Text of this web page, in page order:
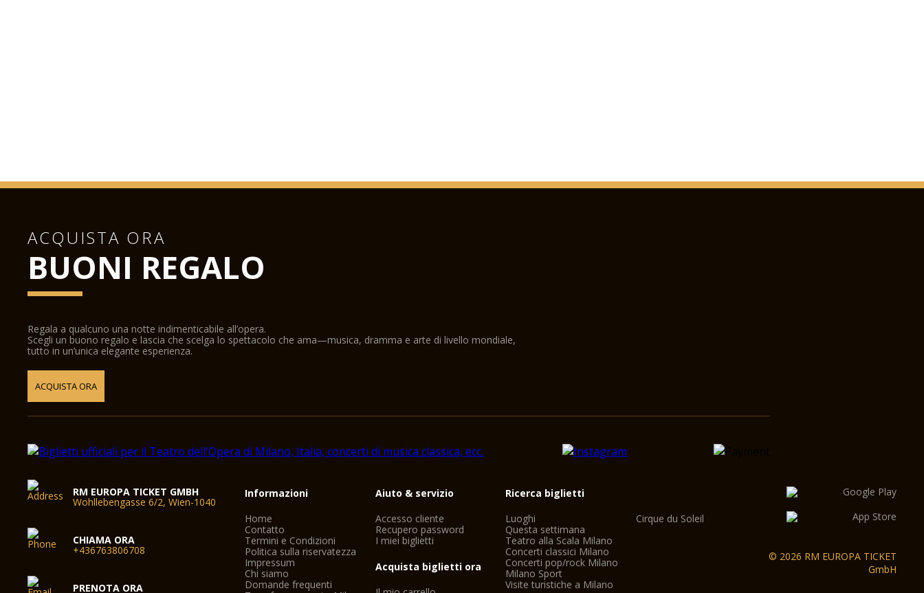
ACQUISTA ORA
BUONI REGALO
Regala a qualcuno una notte indimenticabile all’opera.
Scegli un buono regalo e lascia che scelga lo spettacolo che ama—musica, dramma e arte di livello mondiale,
tutto in un’unica elegante esperienza.
ACQUISTA ORA
RM EUROPA TICKET GMBH
Wohllebengasse 6/2, Wien-1040
CHIAMA ORA
+436763806708
PRENOTA ORA
Informazioni
Home
Contatto
Termini e Condizioni
Politica sulla riservatezza
Impressum
Chi siamo
Domande frequenti
Aiuto & servizio
Accesso cliente
Recupero password
I miei biglietti
Acquista biglietti ora
Ricerca biglietti
Luoghi
Questa settimana
Teatro alla Scala Milano
Concerti classici Milano
Concerti pop/rock Milano
Milano Sport
Visite turistiche a Milano
Cirque du Soleil
© 2026 RM EUROPA TICKET
GmbH